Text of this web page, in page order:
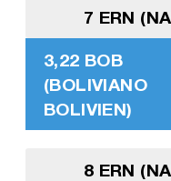
7 ERN
3,22 BOB
(BOLIVIANO
BOLIVIEN)
8 ERN